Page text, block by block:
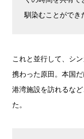
馴染むことができ
これと並行して、シ
携わった原田。本国
港湾施設を訪れるな
た。